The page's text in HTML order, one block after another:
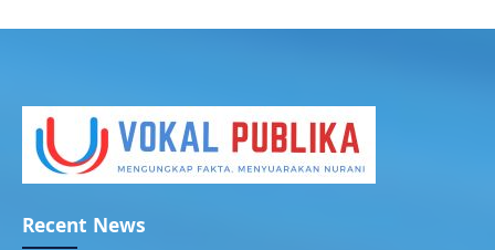
Recent News